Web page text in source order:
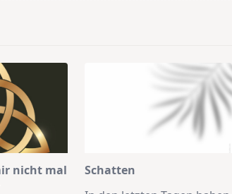
nicht mal
Schatten